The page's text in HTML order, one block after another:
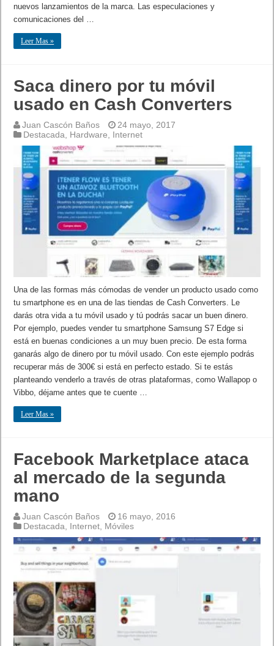
nuevos lanzamientos de la marca. Las especulaciones y
comunicaciones del …
Leer Mas »
Saca dinero por tu móvil
usado en Cash Converters
Juan Cascón Baños
24 mayo, 2017
Destacada
Hardware Internet
Una de las formas más cómodas de vender un producto usado como
tu smartphone es en una de las tiendas de Cash Converters. Le
darás otra vida a tu móvil usado y tú podrás sacar un buen dinero.
Por ejemplo, puedes vender tu smartphone Samsung S7 Edge si
está en buenas condiciones a un muy buen precio. De esta forma
ganarás algo de dinero por tu móvil usado. Con este ejemplo podrás
recuperar más de 300€ si está en perfecto estado. Si te estás
planteando venderlo a través de otras plataformas, como Wallapop o
Vibbo, déjame antes que te cuente …
Leer Mas »
Facebook Marketplace ataca
al mercado de la segunda
mano
Juan Cascón Baños
16 mayo, 2016
Destacada
Internet Móviles